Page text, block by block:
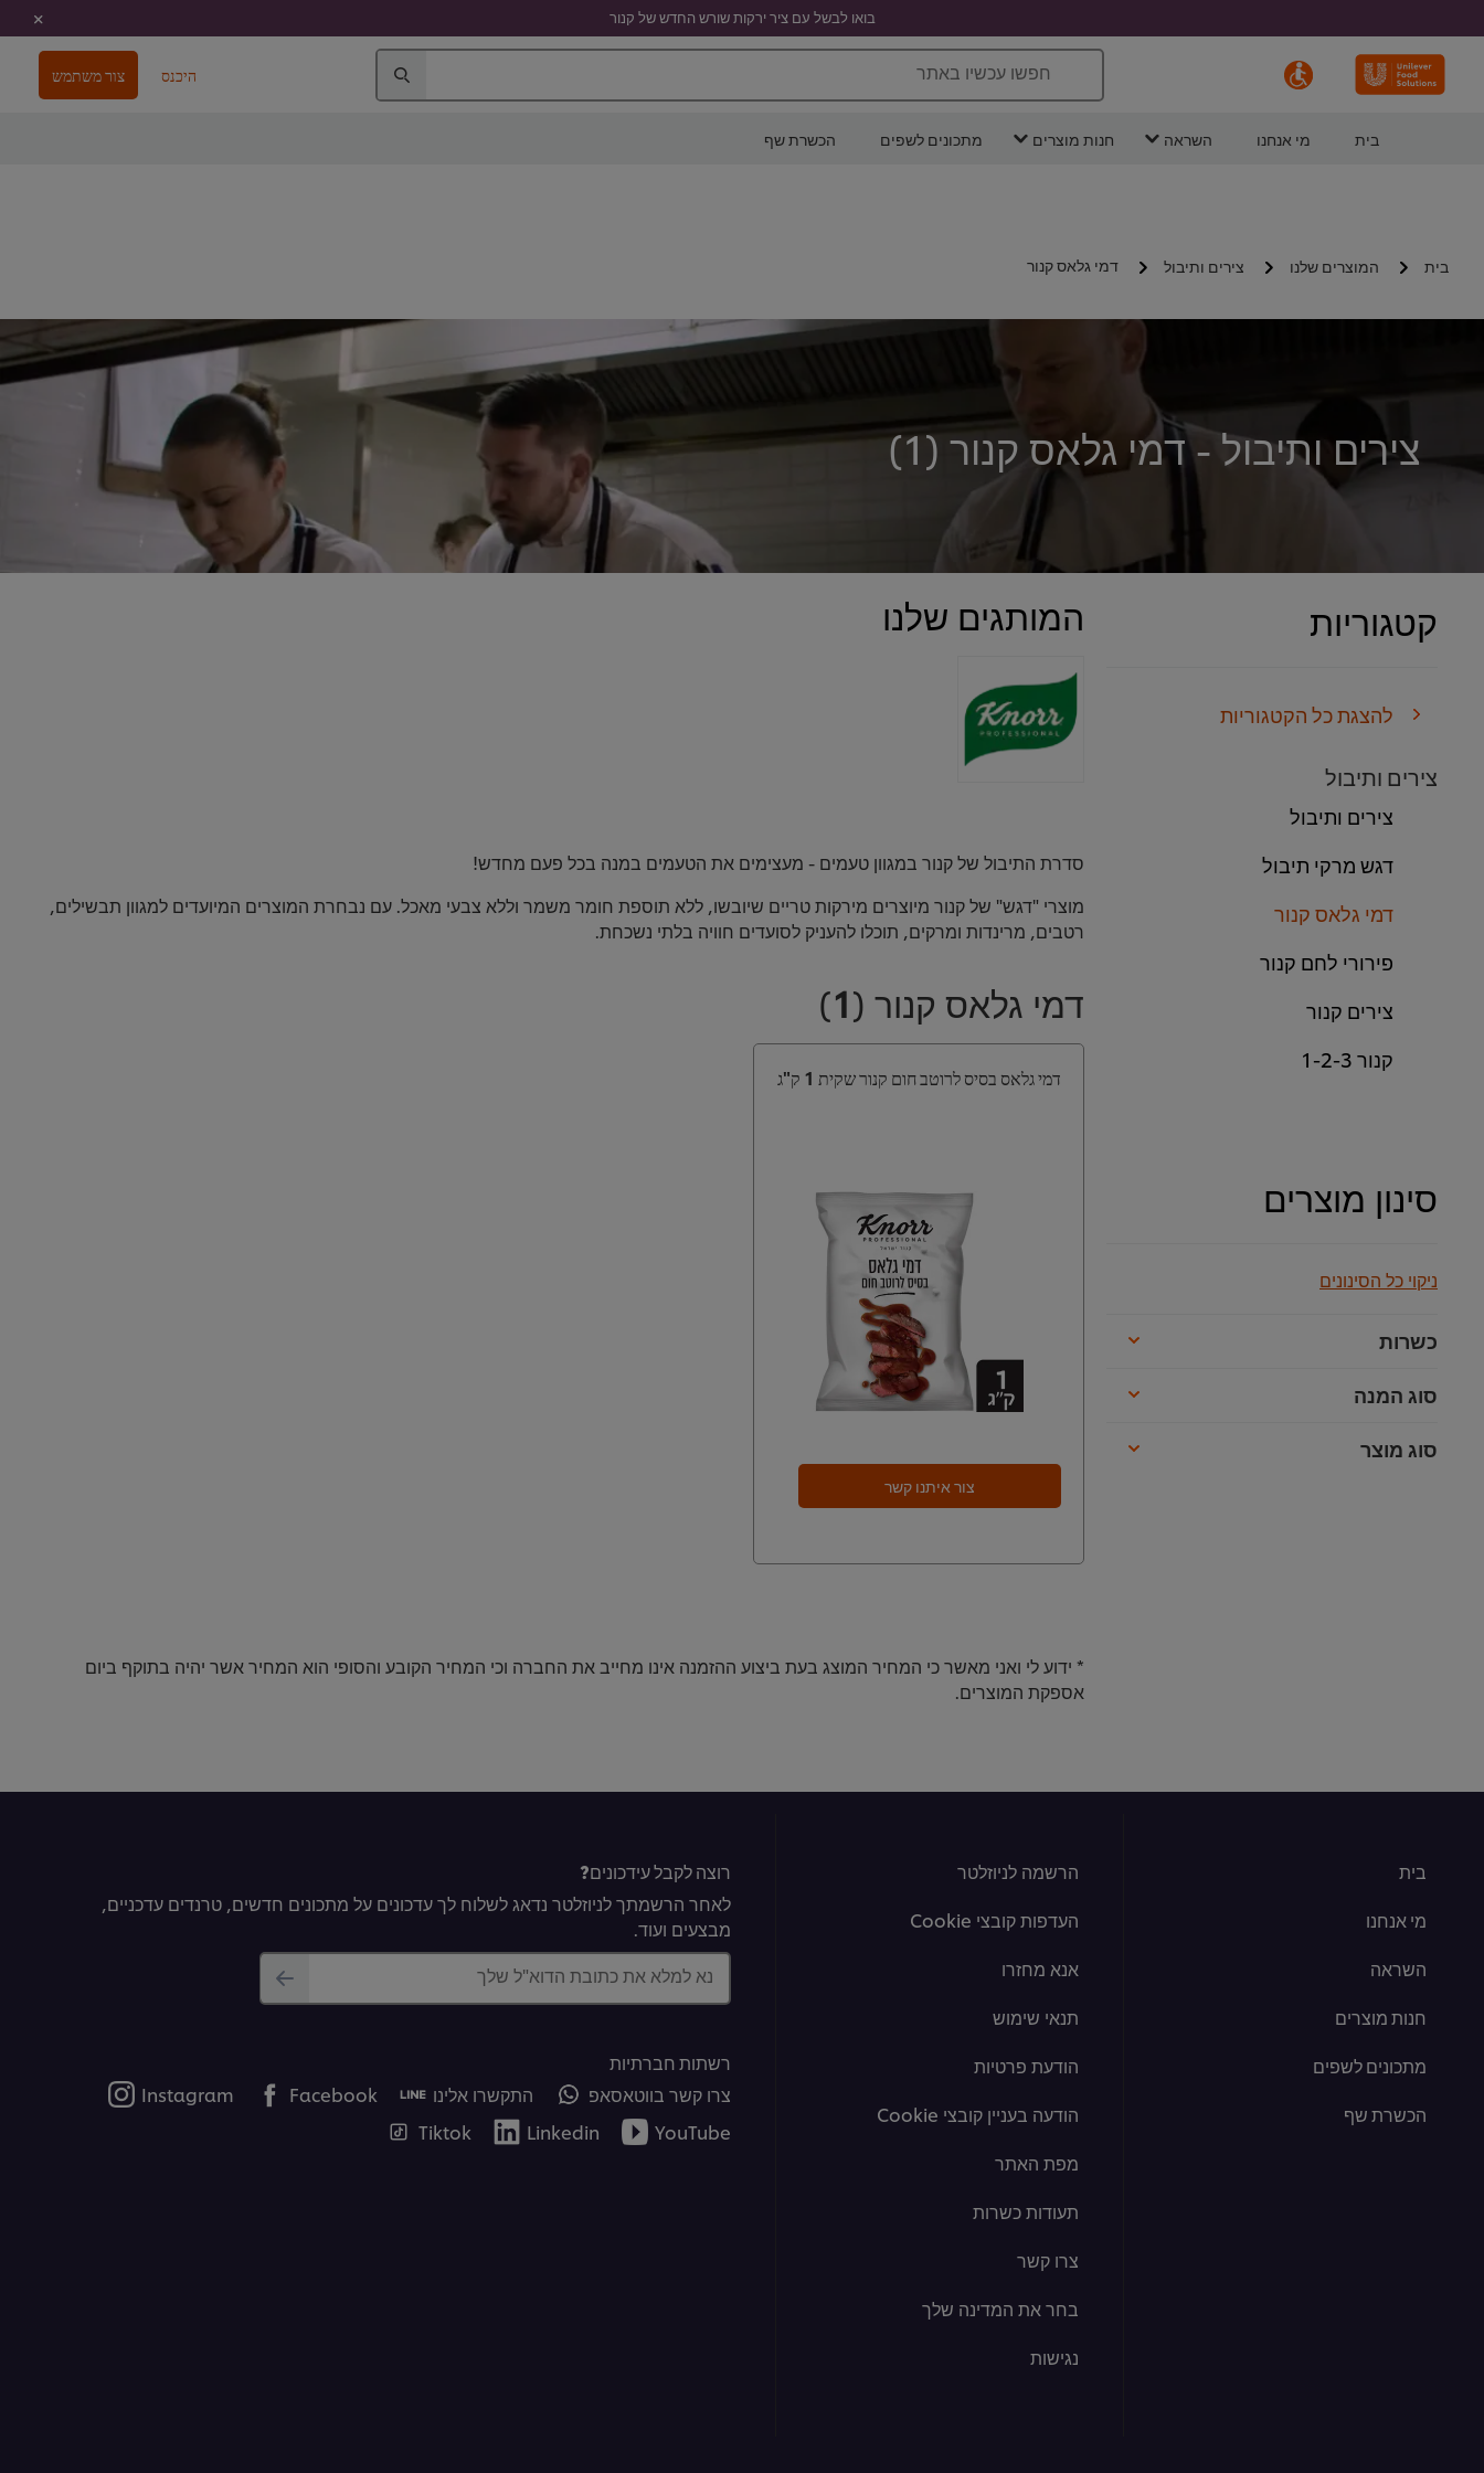
בואו לבשל עם ציר ירקות שורש החדש של קנור
חפשו עכשיו באתר היכנס צור משתמש
בית מי אנחנו השראה חנות מוצרים מתכונים לשפים הכשרת שף
בית המוצרים שלנו צירים ותיבול דמי גלאס קנור
צירים ותיבול - דמי גלאס קנור (1
)
קטגוריות
להצגת כל הקטגוריות
צירים ותיבול
צירים ותיבול
דגש מרקי תיבול
דמי גלאס קנור
פירורי לחם קנור
צירים קנור
קנור 1-2-3
סינון מוצרים
ניקוי כל הסינונים
כשרות
סוג המנה
סוג מוצר
המותגים שלנו
סדרת התיבול של קנור במגוון טעמים - מעצימים את הטעמים במנה בכל פעם מחדש!
מוצרי "דגש" של קנור מיוצרים מירקות טריים שיובשו, ללא תוספת חומר משמר וללא צבעי מאכל. עם נבחרת המוצרים המיועדים למגוון תבשילים,
רטבים, מרינדות ומרקים, תוכלו להעניק לסועדים חוויה בלתי נשכחת.
דמי גלאס קנור (
1
)
דמי גלאס בסיס לרוטב חום קנור שקית 1 ק"ג
צור איתנו קשר
* ידוע לי ואני מאשר כי המחיר המוצג בעת ביצוע ההזמנה אינו מחייב את החברה וכי המחיר הקובע והסופי הוא המחיר אשר יהיה בתוקף ביום
אספקת המוצרים.
בית
מי אנחנו
השראה
חנות מוצרים
מתכונים לשפים
הכשרת שף
הרשמה לניוזלטר
העדפות קובצי Cookie
אנא מחזרו
תנאי שימוש
הודעת פרטיות
הודעה בעניין קובצי Cookie
מפת האתר
תעודות כשרות
צרו קשר
בחר את המדינה שלך
נגישות
רוצה לקבל עידכונים?
לאחר הרשמתך לניוזלטר נדאג לשלוח לך עדכונים על מתכונים חדשים, טרנדים עדכניים,
מבצעים ועוד.
נא למלא את כתובת הדוא"ל שלך
רשתות חברתיות
צרו קשר בווטאסאפ
התקשרו אלינו Facebook
Instagram
YouTube
Linkedin
Tiktok